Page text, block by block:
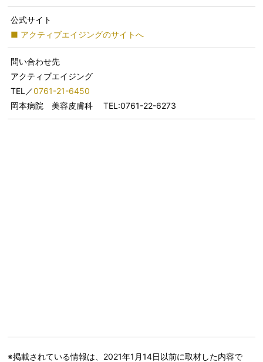
公式サイト
■ アクティブエイジングのサイトへ
問い合わせ先
アクティブエイジング
TEL／0761-21-6450
岡本病院 美容皮膚科 TEL:0761-22-6273
※掲載されている情報は、2021年1月14日以前に取材した内容で